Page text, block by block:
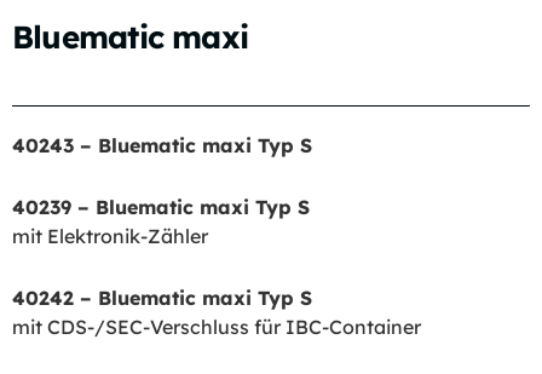
Bluematic maxi
40243 – Bluematic maxi Typ S
40239 – Bluematic maxi Typ S
mit Elektronik-Zähler
40242 – Bluematic maxi Typ S
mit CDS-/SEC-Verschluss für IBC-Container